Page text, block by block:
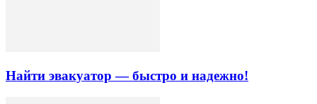
Найти эвакуатор — быстро и надежно!